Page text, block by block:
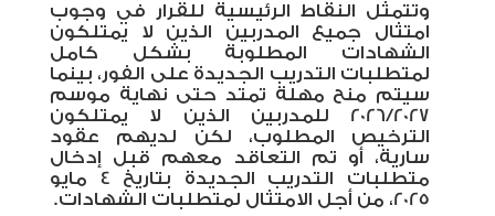
وتتمثل النقاط الرئيسية للقرار في وجوب
امتثال جميع المدربين الذين لا يمتلكون
الشهادات المطلوبة بشكل كامل
لمتطلبات التدريب الجديدة على الفور، بينما
سيتم منح مهلة تمتد حتى نهاية موسم
2026/2027 للمدربين الذين لا يمتلكون
الترخيص المطلوب، لكن لديهم عقود
سارية، أو تم التعاقد معهم قبل إدخال
متطلبات التدريب الجديدة بتاريخ 4 مايو
2025، من أجل الامتثال لمتطلبات الشهادات.